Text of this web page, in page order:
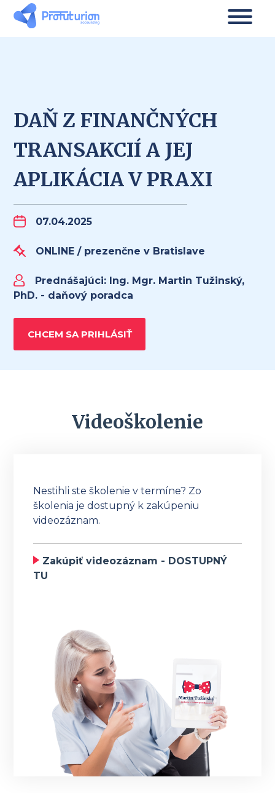
DAŇ Z FINANČNÝCH
TRANSAKCIÍ A JEJ
APLIKÁCIA V PRAXI
07.04.2025
ONLINE / prezenčne v Bratislave
Prednášajúci: Ing. Mgr. Martin Tužinský,
PhD. - daňový poradca
CHCEM SA PRIHLÁSIŤ
Videoškolenie
Nestihli ste školenie v termíne? Zo
školenia je dostupný k zakúpeniu
videozáznam.
Zakúpiť videozáznam - DOSTUPNÝ
TU